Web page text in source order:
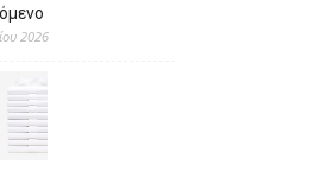
2026